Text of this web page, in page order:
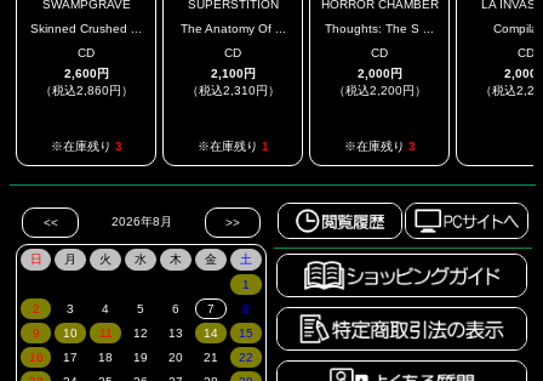
SWAMPGRAVE
Skinned Crushed ...
CD
2,600円
（税込2,860円）
※在庫残り 3
SUPERSTITION
The Anatomy Of ...
CD
2,100円
（税込2,310円）
※在庫残り 1
HORROR CHAMBER
Thoughts: The S ...
CD
2,000円
（税込2,200円）
※在庫残り 3
LA
CD
2,000
（税込